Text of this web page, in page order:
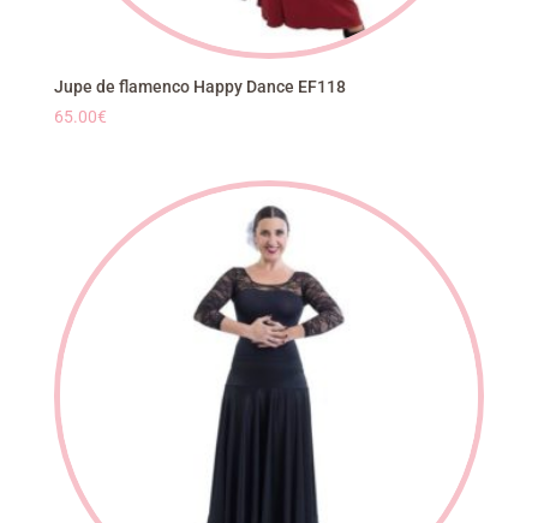
Jupe de flamenco Happy Dance EF118
65.00€